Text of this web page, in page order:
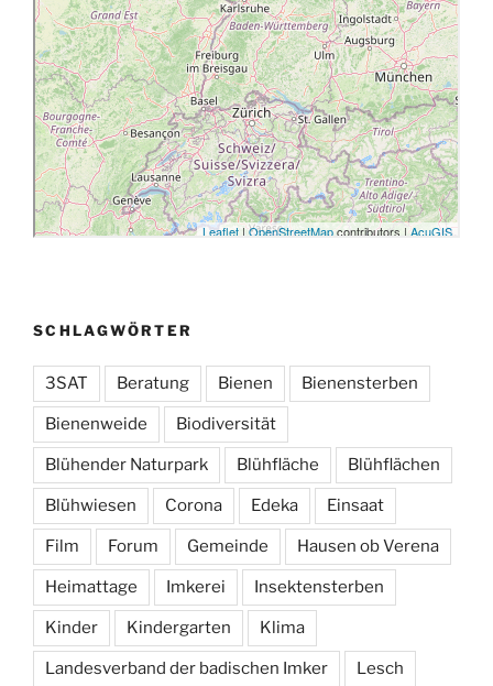
SCHLAGWÖRTER
3SAT Beratung Bienen Bienensterben
Bienenweide Biodiversität
Blühender Naturpark Blühfläche Blühflächen
Blühwiesen Corona Edeka Einsaat
Film Forum Gemeinde Hausen ob Verena
Heimattage Imkerei Insektensterben
Kinder Kindergarten Klima
Landesverband der badischen Imker Lesch